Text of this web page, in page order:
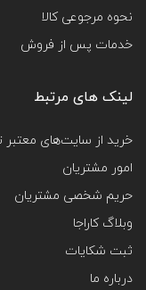
نحوه مرجوعی کالا
خدمات پس از فروش
لینک های مرتبط
خرید از سایت‌های معتبر
امور مشتریان
حریم شخصی مشتریان
وبلاگ کاراجا
ثبت شکایات
درباره ما